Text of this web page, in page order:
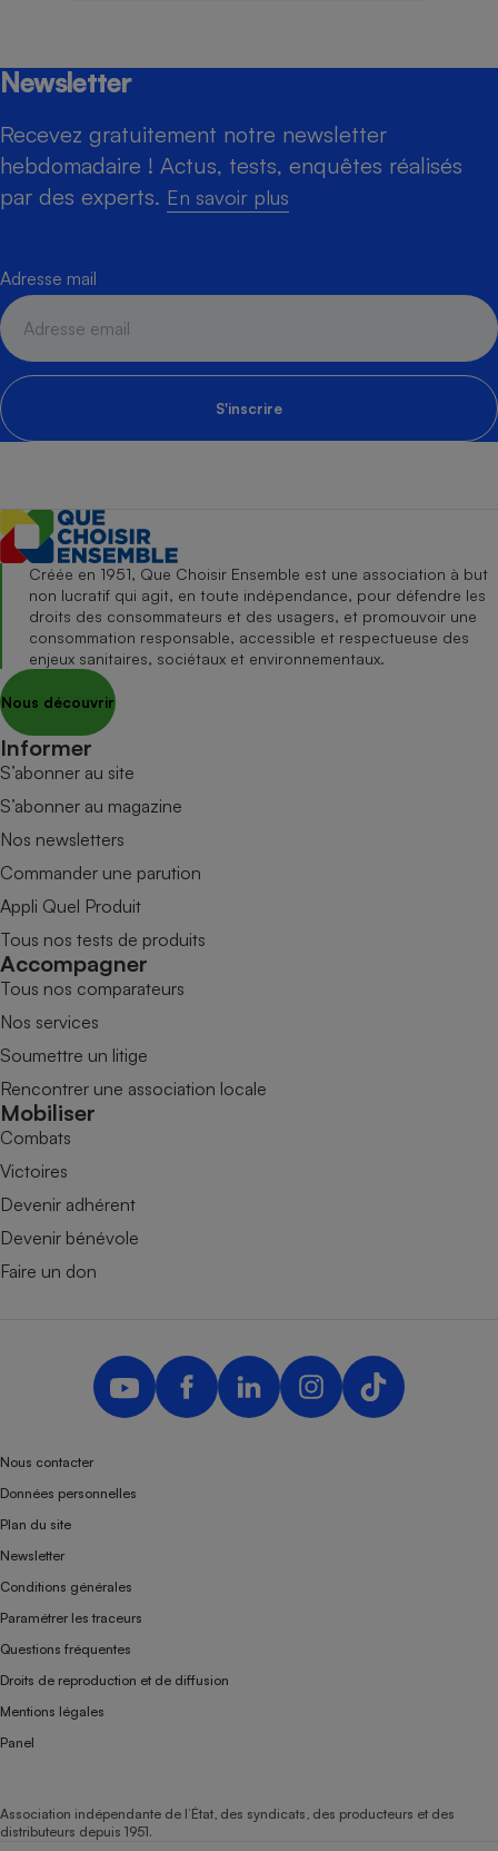
Newsletter
Recevez gratuitement notre newsletter
hebdomadaire ! Actus, tests, enquêtes réalisés
par des experts. En savoir plus
Adresse mail
S'inscrire
Créée en 1951, Que Choisir Ensemble est une association à but
non lucratif qui agit, en toute indépendance, pour défendre les
droits des consommateurs et des usagers, et promouvoir une
consommation responsable, accessible et respectueuse des
enjeux sanitaires, sociétaux et environnementaux.
Nous découvrir
Informer
S’abonner au site
S’abonner au magazine
Nos newsletters
Commander une parution
Appli Quel Produit
Tous nos tests de produits
Accompagner
Tous nos comparateurs
Nos services
Soumettre un litige
Rencontrer une association locale
Mobiliser
Combats
Victoires
Devenir adhérent
Devenir bénévole
Faire un don
Nous contacter
Données personnelles
Plan du site
Newsletter
Conditions générales
Paramétrer les traceurs
Questions fréquentes
Droits de reproduction et de diffusion
Mentions légales
Panel
Association indépendante de l’État, des syndicats, des producteurs et des
distributeurs depuis 1951.